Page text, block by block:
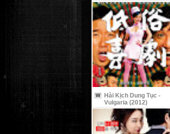
W
Hài Kịch Dung Tục -
Vulgaria (2012)